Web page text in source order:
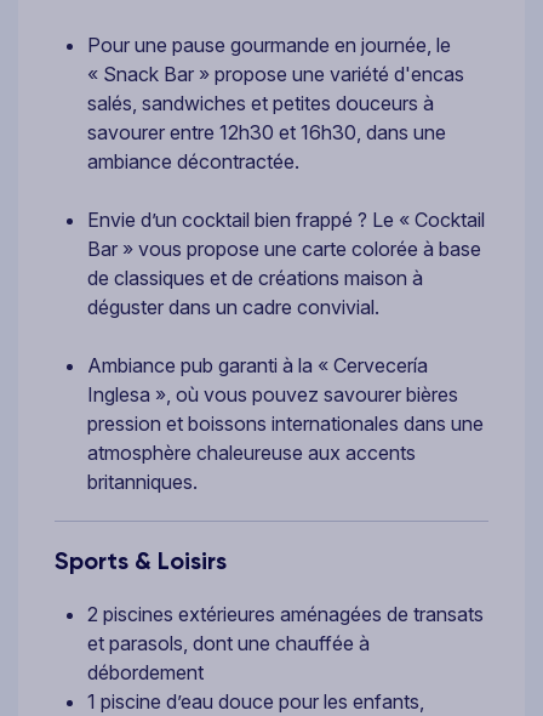
Pour une pause gourmande en journée, le
« Snack Bar » propose une variété d'encas
salés, sandwiches et petites douceurs à
savourer entre 12h30 et 16h30, dans une
ambiance décontractée.
Envie d’un cocktail bien frappé ? Le « Cocktail
Bar » vous propose une carte colorée à base
de classiques et de créations maison à
déguster dans un cadre convivial.
Ambiance pub garanti à la « Cervecería
Inglesa », où vous pouvez savourer bières
pression et boissons internationales dans une
atmosphère chaleureuse aux accents
britanniques.
Sports & Loisirs
2 piscines extérieures aménagées de transats
et parasols, dont une chauffée à
débordement
1 piscine d’eau douce pour les enfants,